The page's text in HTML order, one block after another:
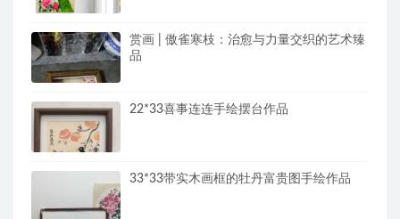
赏画 | 傲雀寒枝：治愈与力量交织的艺术臻
品
22*33喜事连连手绘摆台作品
33*33带实木画框的牡丹富贵图手绘作品